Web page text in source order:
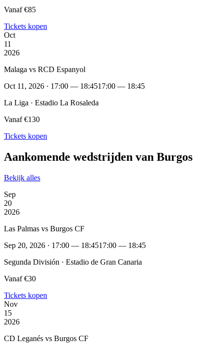
Vanaf €85
Tickets kopen
Oct
11
2026
Malaga vs RCD Espanyol
Oct 11, 2026 · 17:00 — 18:4517:00 — 18:45
La Liga · Estadio La Rosaleda
Vanaf €130
Tickets kopen
Aankomende wedstrijden van Burgos
Bekijk alles
Sep
20
2026
Las Palmas vs Burgos CF
Sep 20, 2026 · 17:00 — 18:4517:00 — 18:45
Segunda División · Estadio de Gran Canaria
Vanaf €30
Tickets kopen
Nov
15
2026
CD Leganés vs Burgos CF